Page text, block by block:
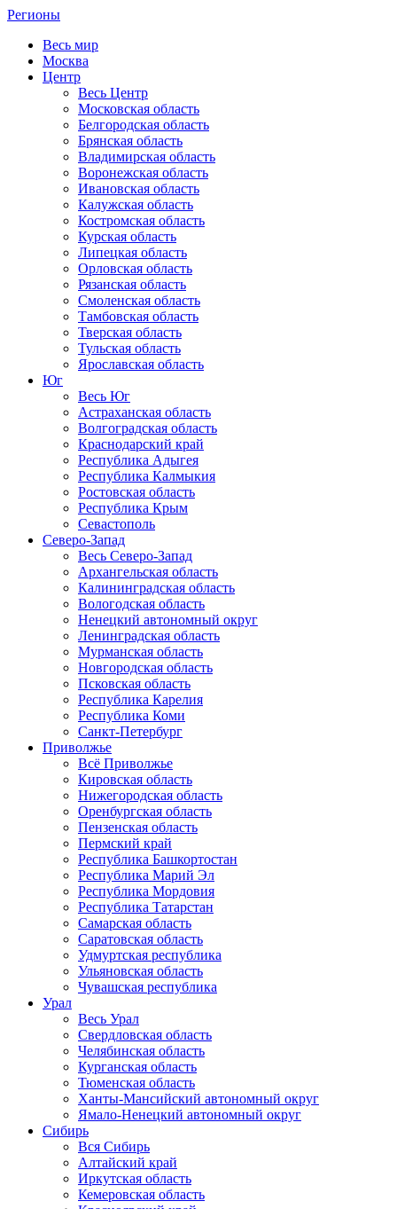
Регионы
Весь мир
Москва
Центр
Весь Центр
Московская область
Белгородская область
Брянская область
Владимирская область
Воронежская область
Ивановская область
Калужская область
Костромская область
Курская область
Липецкая область
Орловская область
Рязанская область
Смоленская область
Тамбовская область
Тверская область
Тульская область
Ярославская область
Юг
Весь Юг
Астраханская область
Волгоградская область
Краснодарский край
Республика Адыгея
Республика Калмыкия
Ростовская область
Республика Крым
Севастополь
Северо-Запад
Весь Северо-Запад
Архангельская область
Калининградская область
Вологодская область
Ненецкий автономный округ
Ленинградская область
Мурманская область
Новгородская область
Псковская область
Республика Карелия
Республика Коми
Санкт-Петербург
Приволжье
Всё Приволжье
Кировская область
Нижегородская область
Оренбургская область
Пензенская область
Пермский край
Республика Башкортостан
Республика Марий Эл
Республика Мордовия
Республика Татарстан
Самарская область
Саратовская область
Удмуртская республика
Ульяновская область
Чувашская республика
Урал
Весь Урал
Свердловская область
Челябинская область
Курганская область
Тюменская область
Ханты-Мансийский автономный округ
Ямало-Ненецкий автономный округ
Сибирь
Вся Сибирь
Алтайский край
Иркутская область
Кемеровская область